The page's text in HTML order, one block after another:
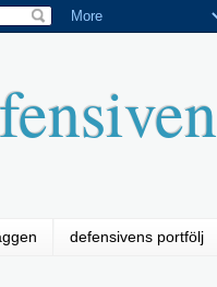
defensivens portfölj